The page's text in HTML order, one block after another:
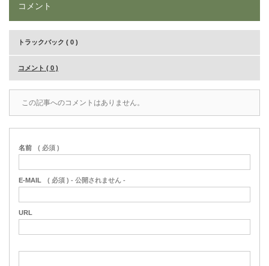
コメント
トラックバック ( 0 )
コメント ( 0 )
この記事へのコメントはありません。
名前 ( 必須 )
E-MAIL ( 必須 ) - 公開されません -
URL